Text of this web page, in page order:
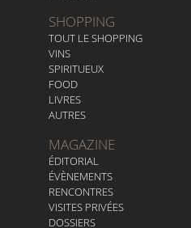
SHOPPING
TOUT LE SHOPPING
VINS
SPIRITUEUX
FOOD
LIVRES
AUTRES
MAGAZINE
ÉDITORIAL
ÉVÈNEMENTS
RENCONTRES
VISITES PRIVÉES
DOSSIERS